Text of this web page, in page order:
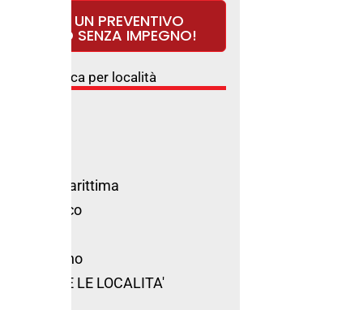
RICHIEDI UN PREVENTIVO
GRATUITO SENZA IMPEGNO!
Ricerca per località
Milano Marittima
Cesenatico
San Marino
VEDI TUTTE LE LOCALITA'